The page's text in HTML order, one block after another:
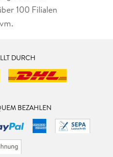
100 Filialen
DURCH
BEZAHLEN